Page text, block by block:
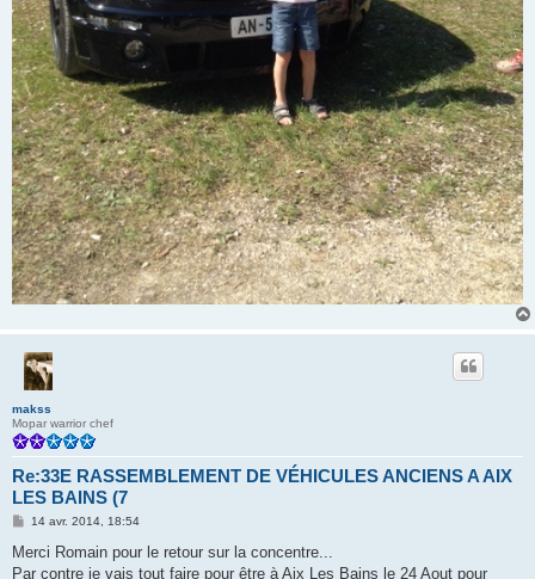
makss
Mopar warrior chef
Re:33E RASSEMBLEMENT DE VÉHICULES ANCIENS A AIX
LES BAINS (7
M
s
14 avr. 2014, 18:54
Merci Romain pour le retour sur la concentre...
Par contre je vais tout faire pour être à Aix Les Bains le 24 Aout pour